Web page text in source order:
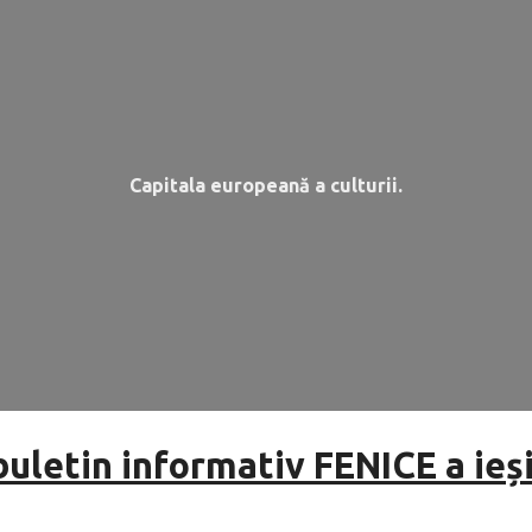
Capitala europeană a culturii.
informativ FENICE a